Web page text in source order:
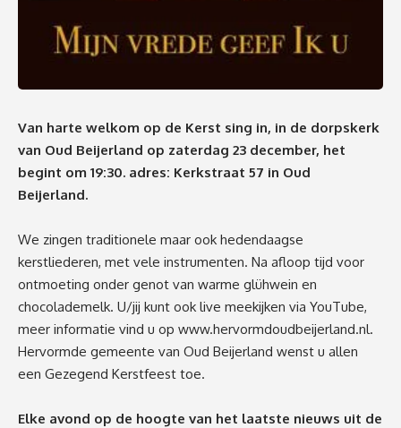
Van harte welkom op de Kerst sing in, in de dorpskerk
van Oud Beijerland op zaterdag 23 december, het
begint om 19:30. adres: Kerkstraat 57 in Oud
Beijerland.
We zingen traditionele maar ook hedendaagse
kerstliederen, met vele instrumenten. Na afloop tijd voor
ontmoeting onder genot van warme glühwein en
chocolademelk. U/jij kunt ook live meekijken via YouTube,
meer informatie vind u op www.hervormdoudbeijerland.nl.
Hervormde gemeente van Oud Beijerland wenst u allen
een Gezegend Kerstfeest toe.
Elke avond op de hoogte van het laatste nieuws uit de